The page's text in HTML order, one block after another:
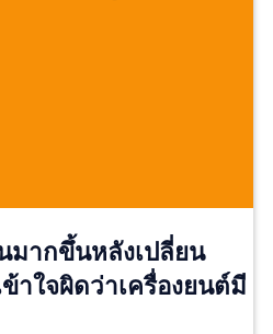
มากขึ้นหลังเปลี่ยน
าใจผิดว่าเครื่องยนต์มี